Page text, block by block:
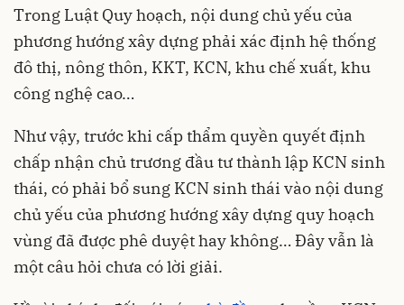
Trong Luật Quy hoạch, nội dung chủ yếu của
phương hướng xây dựng phải xác định hệ thống
đô thị, nông thôn, KKT, KCN, khu chế xuất, khu
công nghệ cao…
Như vậy, trước khi cấp thẩm quyền quyết định
chấp nhận chủ trương đầu tư thành lập KCN sinh
thái, có phải bổ sung KCN sinh thái vào nội dung
chủ yếu của phương hướng xây dựng quy hoạch
vùng đã được phê duyệt hay không… Đây vẫn là
một câu hỏi chưa có lời giải.